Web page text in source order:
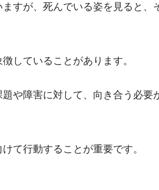
すが、死んでいる姿を見ると、
していることがあります。
や障害に対して、向き合う必要
て行動することが重要です。